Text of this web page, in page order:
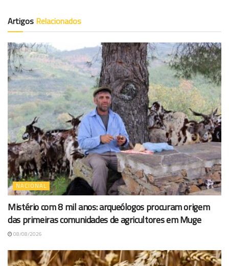
Artigos Relacionados
NACIONAL
Mistério com 8 mil anos: arqueólogos procuram origem
das primeiras comunidades de agricultores em Muge
08/08/2026